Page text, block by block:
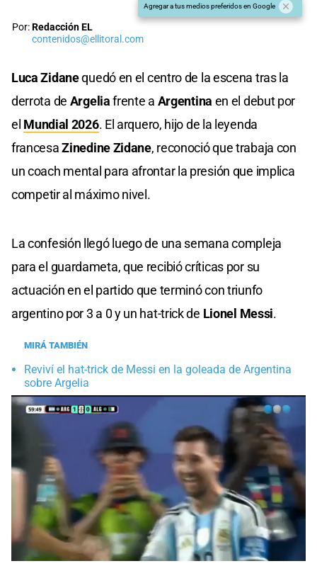
Agregar a tus medios preferidos en Google
Por:Redacción EL
contenidos@ellitoral.com
Luca Zidanequedó en el centro de la escena tras la
derrota de Argeliafrente a Argentina en el debut por
el Mundial 2026. El arquero, hijo de la leyenda
francesaZinedine Zidane, reconoció que trabaja con
un coach mental para afrontar la presión que implica
competir al máximo nivel.
La confesión llegó luego de una semana compleja
para el guardameta, que recibió críticas por su
actuación en el partido que terminó con triunfo
argentino por 3 a 0 y un hat-trick de Lionel Messi.
MIRÁ TAMBIÉN
Reviví el hat-trick de Messi en la goleada de Argentina
sobre Argelia